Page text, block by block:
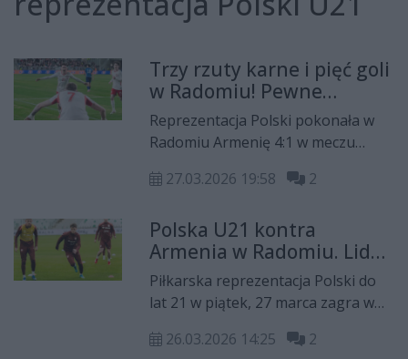
Trzy rzuty karne i pięć goli
w Radomiu! Pewne
zwycięstwo reprezentacji
Polski U-21 z Armenią
Reprezentacja Polski pokonała w
Radomiu Armenię 4:1 w meczu
Gole dla Biało-Czerwonych zdobyli
i Daniel Mikołajewski. Kibice
zgromadzeni przy Struga byli
świadkami aż trzech rzutów
karnych. Na trybunach zasiadło
ponad 13 tysięcy osób!
27.03.2026 19:58 2
Polska U21 kontra
Armenia w Radomiu. Lider
grupy podejmuje
outsidera. Bez
Pietuszewskiego, ale z
Radomianinem
Piłkarska reprezentacja Polski do
lat 21 w piątek, 27 marca zagra w
eliminacji do mistrzostw Europy w
26.03.2026 14:25 2